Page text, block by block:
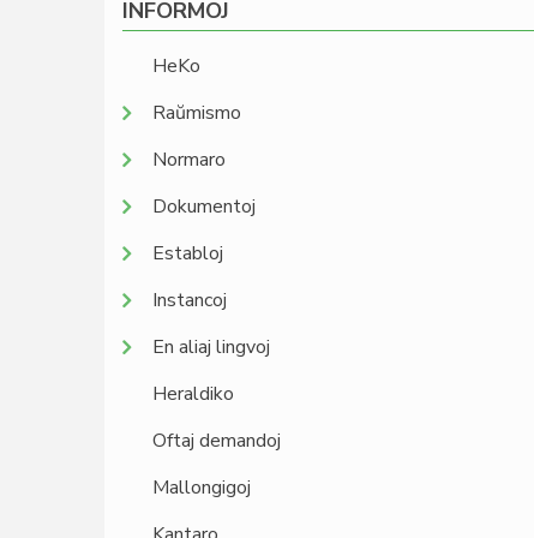
INFORMOJ
HeKo
Raŭmismo
Normaro
Dokumentoj
Establoj
Instancoj
En aliaj lingvoj
Heraldiko
Oftaj demandoj
Mallongigoj